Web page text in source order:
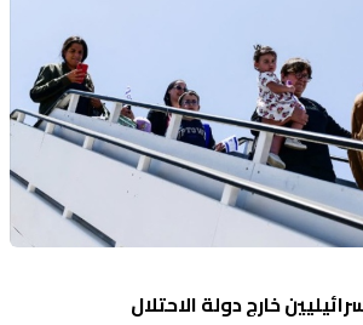
خارج دولة الاحتلال